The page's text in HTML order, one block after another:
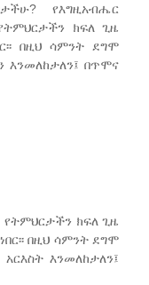
የእግዚአብሔር
ክፍለ ጊዜ
በዚህ ሳምንት ደግሞ
በጥሞና
ክፍለ ጊዜ
በዚህ ሳምንት ደግሞ
እንመለከታለን፤